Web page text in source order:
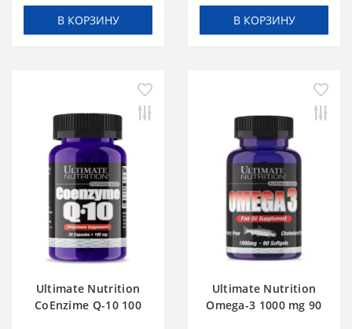
В КОРЗИНУ В КОРЗИНУ
Ultimate Nutrition
CoEnzime Q-10 100
Ultimate Nutrition
Omega-3 1000 mg 90